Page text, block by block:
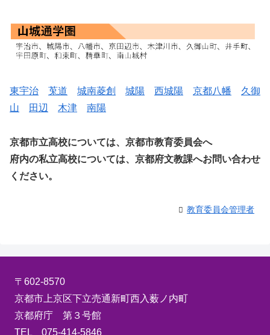
東宇治 莵道 城南菱創 城陽 西城陽 京都八幡
久御
山
田辺 木津 南陽
京都市立高校については、京都市教育委員会へ
府内の私立高校については、京都府文教課へお問い合わせ
ください。
教育委員会管理者
〒602-8570
京都市上京区下立売通新町西入薮ノ内町
京都府庁 第３号館
TEL 075-414-5846